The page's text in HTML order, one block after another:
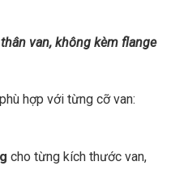
van, không kèm flange
phù hợp với từng cỡ van:
cho từng kích thước van,